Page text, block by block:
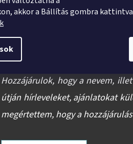
akkor a Bállítás gombra
E-mail
Hozzájárulok, hogy a nevem,
útján hírleveleket, ajánlatokat
megértettem, hogy a